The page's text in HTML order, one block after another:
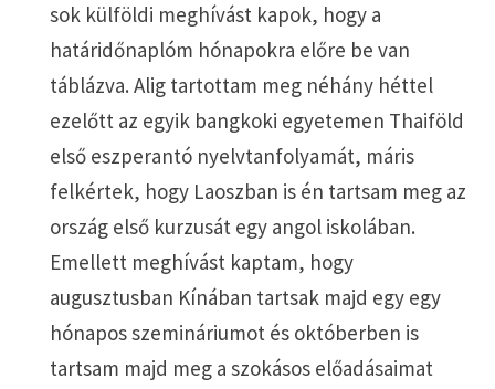
sok külföldi meghívást kapok, hogy a
határidőnaplóm hónapokra előre be van
táblázva. Alig tartottam meg néhány héttel
ezelőtt az egyik bangkoki egyetemen Thaiföld
első eszperantó nyelvtanfolyamát, máris
felkértek, hogy Laoszban is én tartsam meg az
ország első kurzusát egy angol iskolában.
Emellett meghívást kaptam, hogy
augusztusban Kínában tartsak majd egy egy
hónapos szemináriumot és októberben is
tartsam majd meg a szokásos előadásaimat